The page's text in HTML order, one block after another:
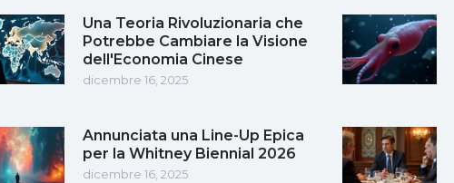
Una Teoria Rivoluzionaria che
Potrebbe Cambiare la Visione
dell'Economia Cinese
dicembre 16, 2025
Annunciata una Line-Up Epica
per la Whitney Biennial 2026
dicembre 16, 2025